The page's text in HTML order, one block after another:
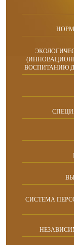
ВОСПИТАНИЮ
СИСТЕМА